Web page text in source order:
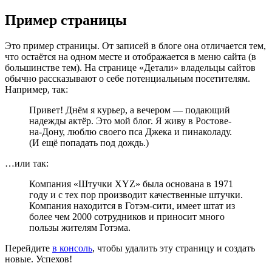
Пример страницы
Это пример страницы. От записей в блоге она отличается тем,
что остаётся на одном месте и отображается в меню сайта (в
большинстве тем). На странице «Детали» владельцы сайтов
обычно рассказывают о себе потенциальным посетителям.
Например, так:
Привет! Днём я курьер, а вечером — подающий
надежды актёр. Это мой блог. Я живу в Ростове-
на-Дону, люблю своего пса Джека и пинаколаду.
(И ещё попадать под дождь.)
…или так:
Компания «Штучки XYZ» была основана в 1971
году и с тех пор производит качественные штучки.
Компания находится в Готэм-сити, имеет штат из
более чем 2000 сотрудников и приносит много
пользы жителям Готэма.
Перейдите в консоль, чтобы удалить эту страницу и создать
новые. Успехов!